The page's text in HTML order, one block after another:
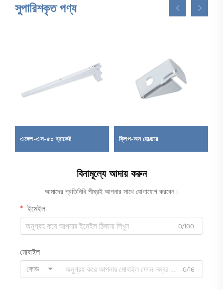
সুপারিশকৃত পণ্য
এঙ্গেল-এস-৫০ ব্রাকেট ক্লিপ-অন হোল্ডার
বিনামূল্যে আদায় করুন
আমাদের প্রতিনিধি শীঘ্রই আপনার সাথে যোগাযোগ করবেন।
ইমেইল
0/100
মোবাইল
কোড
0/16